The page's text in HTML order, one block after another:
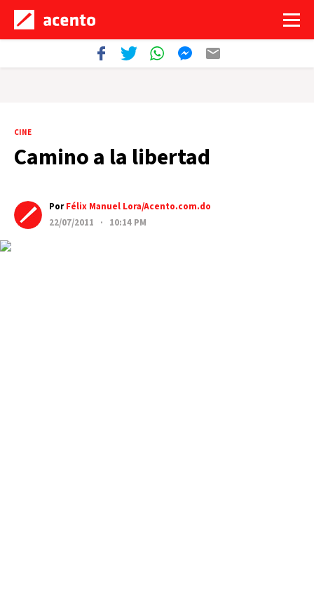
CINE
Camino a la libertad
PorFélix Manuel Lora/Acento.com.do
22/07/2011 · 10:14 PM